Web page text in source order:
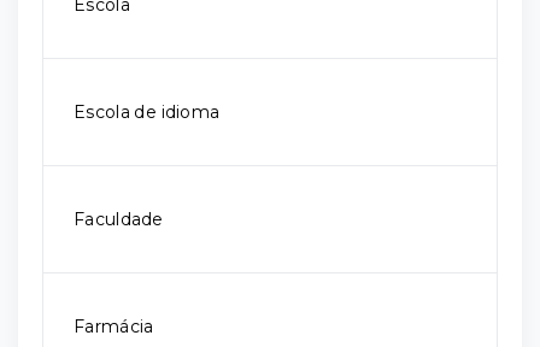
Escola
Escola de idioma
Faculdade
Farmácia